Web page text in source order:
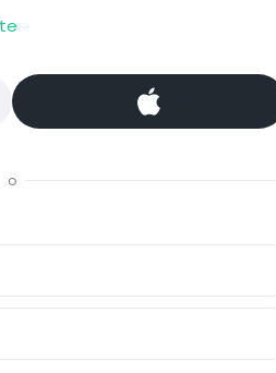
y desbloquear muchas
o